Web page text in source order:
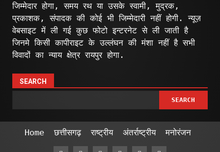
जिम्मेदार होगा, समय रथ या उसके स्वामी, मुद्रक,
प्रकाशक, संपादक की कोई भी जिम्मेदारी नहीं होगी. न्यूज़
वेबसाइट में ली गई कुछ फोटो इन्टरनेट से ली जाती है
जिनमे किसी कापीराइट के उल्लंघन की मंशा नहीं है सभी
विवादों का न्याय क्षेत्र रायपुर होगा.
SEARCH
SEARCH
Home छत्तीसगढ़ राष्ट्रीय अंतर्राष्ट्रीय मनोरंजन